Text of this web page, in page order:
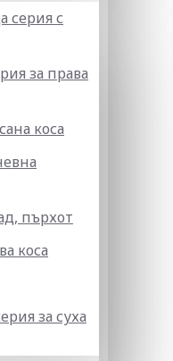
серия с
за права
коса
пърхот
коса
за суха